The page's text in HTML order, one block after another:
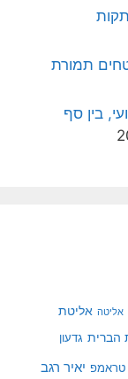
תמורת
בין סף
אליטה אליטת
הברית גדעון
טראמפ יאיר רגב